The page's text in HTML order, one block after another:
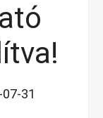
31